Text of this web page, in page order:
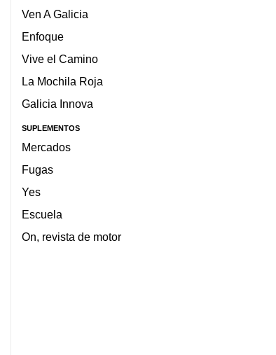
Ven A Galicia
Enfoque
Vive el Camino
La Mochila Roja
Galicia Innova
SUPLEMENTOS
Mercados
Fugas
Yes
Escuela
On, revista de motor